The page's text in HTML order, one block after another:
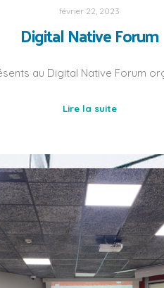
février 22, 2023
Digital Native Forum
au Digital Native Forum
Lire la suite